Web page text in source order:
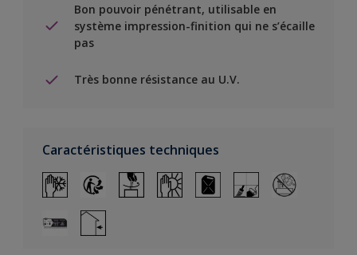
Bon pouvoir pénétrant, utilisable en
système impression-finition qui ne s’écaille
pas
Très bonne résistance au U.V.
Caractéristiques techniques